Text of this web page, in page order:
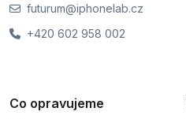
futurum@iphonelab.cz
+420 602 958 002
Co opravujeme